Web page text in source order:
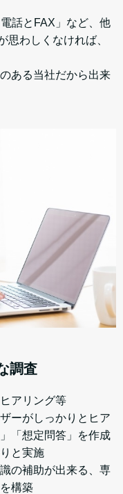
話とFAX」など、他
思わしくなければ、
ある当社だから出来
調査
アリング等
ーがしっかりとヒア
「想定問答」を作成
と実施
の補助が出来る、専
構築